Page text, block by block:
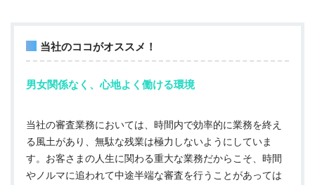
当社のココがオススメ！
男女関係なく、心地よく働ける環境
当社の審査業務においては、時間内で効率的に業務を終え
る風土があり、無駄な残業は極力しないようにしていま
す。お客さまの人生に関わる重大な業務だからこそ、時間
やノルマに追われて中途半端な審査を行うことがあっては